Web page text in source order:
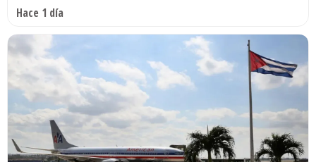
Hace 1 día